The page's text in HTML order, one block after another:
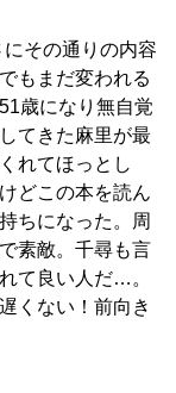
その通りの内容
もまだ変われる
歳になり無自覚
てきた麻里が最
れてほっとし
どこの本を読ん
ちになった。周
素敵。千尋も言
て良い人だ…。
くない！前向き